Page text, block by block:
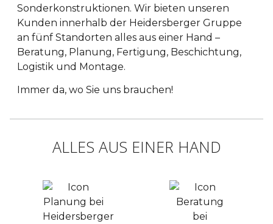
Sonderkonstruktionen. Wir bieten unseren
Kunden innerhalb der Heidersberger Gruppe
an fünf Standorten alles aus einer Hand –
Beratung, Planung, Fertigung, Beschichtung,
Logistik und Montage.
Immer da, wo Sie uns brauchen!
ALLES AUS EINER HAND